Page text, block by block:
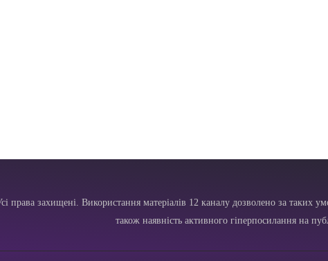
права захищені. Використання матеріалів 12 каналу дозволено за таких
також наявність активного гіперпосилання на